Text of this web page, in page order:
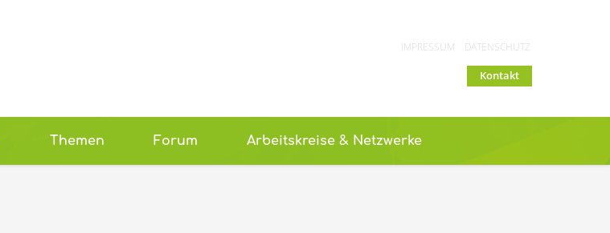
IMPRESSUM DATENSCHUTZ
Kontakt
Themen Forum Arbeitskreise & Netzwerke